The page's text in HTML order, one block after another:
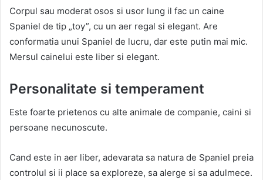
Corpul sau moderat osos si usor lung il fac un caine
Spaniel de tip „toy”, cu un aer regal si elegant. Are
conformatia unui Spaniel de lucru, dar este putin mai mic.
Mersul cainelui este liber si elegant.
Personalitate si temperament
Este foarte prietenos cu alte animale de companie, caini si
persoane necunoscute.
Cand este in aer liber, adevarata sa natura de Spaniel preia
controlul si ii place sa exploreze, sa alerge si sa adulmece.